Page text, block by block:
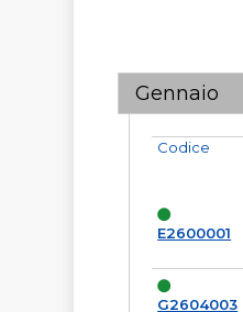
Gennaio
Codice
E2600001
G2604003